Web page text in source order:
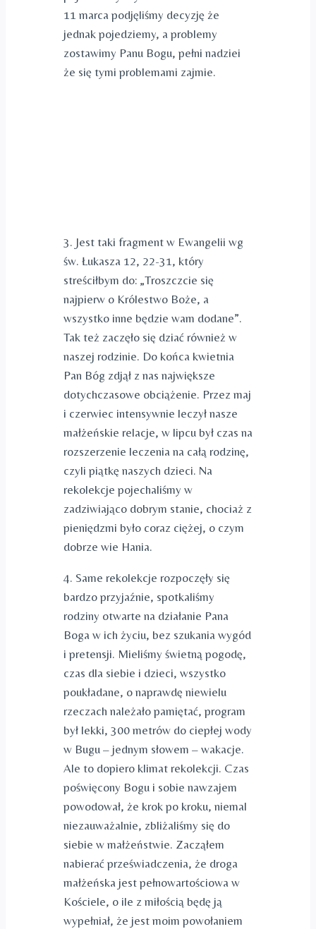
11 marca podjęliśmy decyzję że
jednak pojedziemy, a problemy
zostawimy Panu Bogu, pełni nadziei
że się tymi problemami zajmie.
3. Jest taki fragment w Ewangelii wg
św. Łukasza 12, 22-31, który
streściłbym do: „Troszczcie się
najpierw o Królestwo Boże, a
wszystko inne będzie wam dodane”.
Tak też zaczęło się dziać również w
naszej rodzinie. Do końca kwietnia
Pan Bóg zdjął z nas największe
dotychczasowe obciążenie. Przez maj
i czerwiec intensywnie leczył nasze
małżeńskie relacje, w lipcu był czas na
rozszerzenie leczenia na całą rodzinę,
czyli piątkę naszych dzieci. Na
rekolekcje pojechaliśmy w
zadziwiająco dobrym stanie, chociaż z
pieniędzmi było coraz ciężej, o czym
dobrze wie Hania.
4. Same rekolekcje rozpoczęły się
bardzo przyjaźnie, spotkaliśmy
rodziny otwarte na działanie Pana
Boga w ich życiu, bez szukania wygód
i pretensji. Mieliśmy świetną pogodę,
czas dla siebie i dzieci, wszystko
poukładane, o naprawdę niewielu
rzeczach należało pamiętać, program
był lekki, 300 metrów do ciepłej wody
w Bugu – jednym słowem – wakacje.
Ale to dopiero klimat rekolekcji. Czas
poświęcony Bogu i sobie nawzajem
powodował, że krok po kroku, niemal
niezauważalnie, zbliżaliśmy się do
siebie w małżeństwie. Zacząłem
nabierać przeświadczenia, że droga
małżeńska jest pełnowartościowa w
Kościele, o ile z miłością będę ją
wypełniał, że jest moim powołaniem